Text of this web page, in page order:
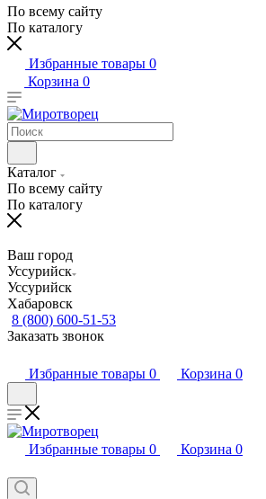
По всему сайту
По каталогу
Избранные товары 0
Корзина 0
Каталог
По всему сайту
По каталогу
Ваш город
Уссурийск
Уссурийск
Хабаровск
8 (800) 600-51-53
Заказать звонок
Избранные товары 0 Корзина 0
Избранные товары 0 Корзина 0